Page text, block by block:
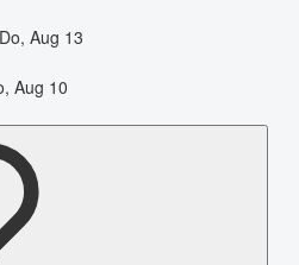
Aug 13
Aug 10